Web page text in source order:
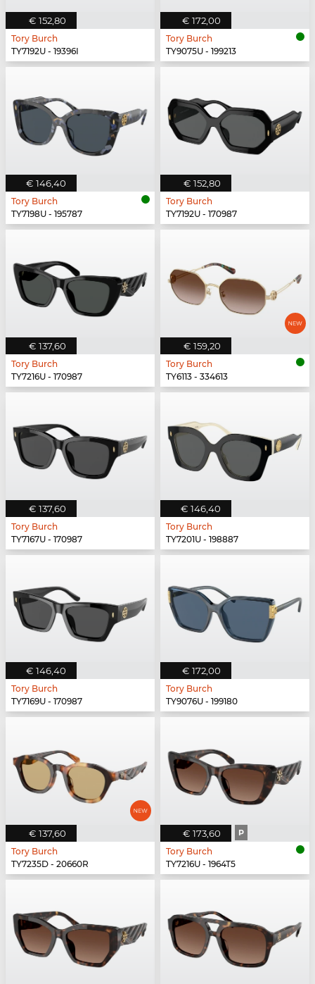
€ 152,80
Tory Burch
TY7192U - 19396I
€ 172,00
Tory Burch
TY9075U - 199213
€ 146,40
Tory Burch
TY7198U - 195787
€ 152,80
Tory Burch
TY7192U - 170987
€ 137,60
Tory Burch
TY7216U - 170987
€ 159,20
Tory Burch
TY6113 - 334613
€ 137,60
Tory Burch
TY7167U - 170987
€ 146,40
Tory Burch
TY7201U - 198887
€ 146,40
Tory Burch
TY7169U - 170987
€ 172,00
Tory Burch
TY9076U - 199180
€ 137,60
Tory Burch
TY7235D - 20660R
€ 173,60 P
Tory Burch
TY7216U - 1964T5